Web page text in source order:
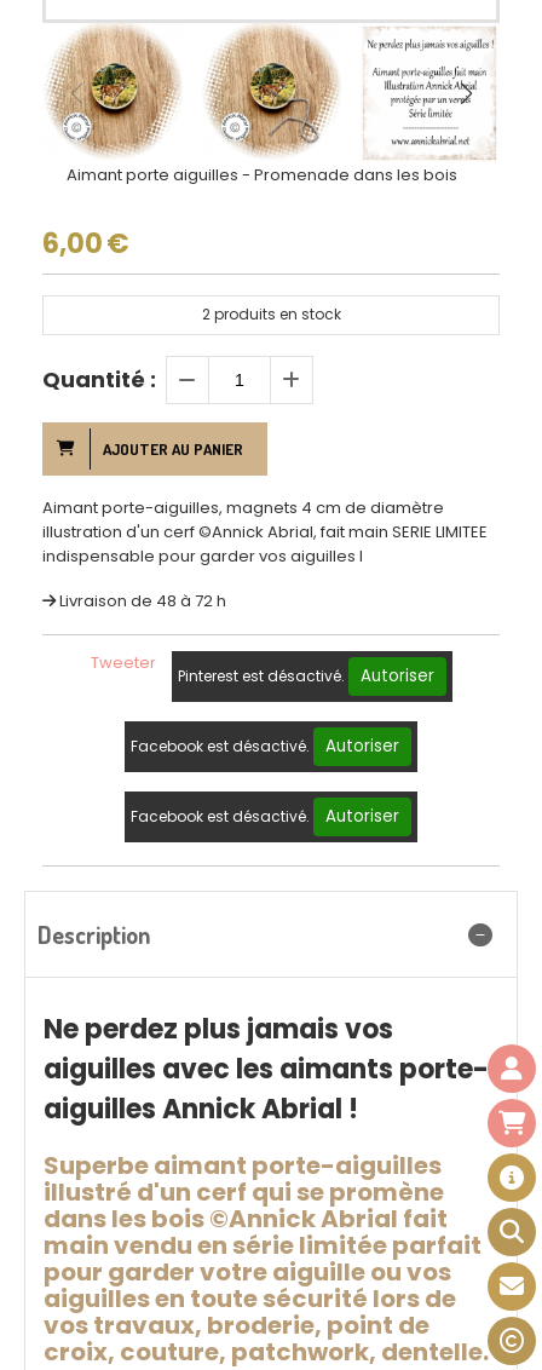
Aimant porte aiguilles - Promenade dans les bois
6,00€
2produits en stock
Quantité :
AJOUTER AU PANIER
Aimant porte-aiguilles, magnets 4 cm de diamètre
illustration d'un cerf ©Annick Abrial, fait main SERIE LIMITEE
indispensable pour garder vos aiguilles l
Livraison de 48 à 72 h
Tweeter
Pinterest est désactivé. Autoriser
Facebook est désactivé. Autoriser
Facebook est désactivé. Autoriser
Description
Ne perdez plus jamais vos
aiguilles avec les aimants porte-
aiguilles Annick Abrial !
Superbe aimant porte-aiguilles
illustré d'un cerf qui se promène
dans les bois ©Annick Abrial fait
main vendu en série limitée parfait
pour garder votre aiguille ou vos
aiguilles en toute sécurité lors de
vos travaux, broderie, point de
croix, couture, patchwork, dentelle.